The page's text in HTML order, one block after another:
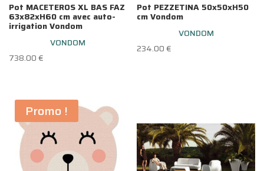
Pot MACETEROS XL BAS FAZ
63x82xH60 cm avec auto-
irrigation Vondom
VONDOM
738.00€
Pot PEZZETINA 50x50xH50
cm Vondom
VONDOM
234.00€
Promo !